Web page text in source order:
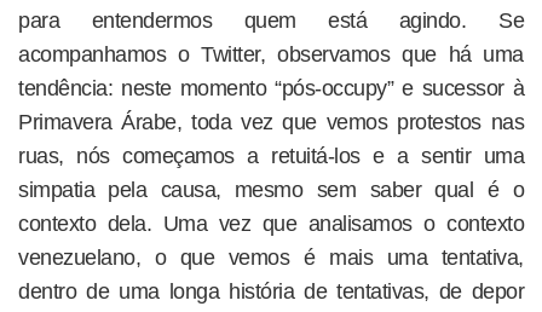
para entendermos quem está agindo. Se
acompanhamos o Twitter, observamos que há uma
tendência: neste momento “pós-occupy” e sucessor à
Primavera Árabe, toda vez que vemos protestos nas
ruas, nós começamos a retuitá-los e a sentir uma
simpatia pela causa, mesmo sem saber qual é o
contexto dela. Uma vez que analisamos o contexto
venezuelano, o que vemos é mais uma tentativa,
dentro de uma longa história de tentativas, de depor